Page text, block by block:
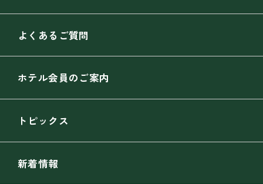
よくあるご質問
ホテル会員のご案内
トピックス
新着情報